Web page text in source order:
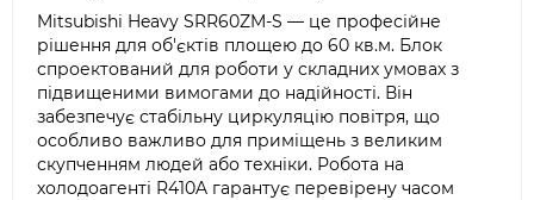
Mitsubishi Heavy SRR60ZM-S — це професійне
рішення для об'єктів площею до 60 кв.м. Блок
спроектований для роботи у складних умовах з
підвищеними вимогами до надійності. Він
забезпечує стабільну циркуляцію повітря, що
особливо важливо для приміщень з великим
скупченням людей або техніки. Робота на
холодоагенті R410A гарантує перевірену часом